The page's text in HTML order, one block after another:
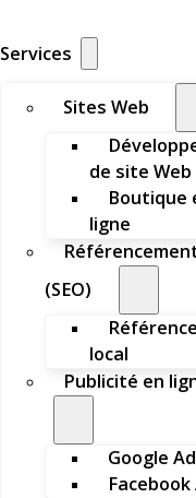
Services
Sites Web
de site Web
Boutique
ligne
(SEO)
local
Publicité en
Google
Facebook